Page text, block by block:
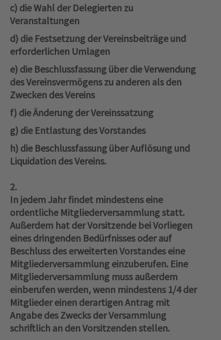
c) die Wahl der Delegierten zu
Veranstaltungen
d) die Festsetzung der Vereinsbeiträge und
erforderlichen Umlagen
e) die Beschlussfassung über die Verwendung
des Vereinsvermögens zu anderen als den
Zwecken des Vereins
f) die Änderung der Vereinssatzung
g) die Entlastung des Vorstandes
h) die Beschlussfassung über Auflösung und
Liquidation des Vereins.
2.
In jedem Jahr findet mindestens eine
ordentliche Mitgliederversammlung statt.
Außerdem hat der Vorsitzende bei Vorliegen
eines dringenden Bedürfnisses oder auf
Beschluss des erweiterten Vorstandes eine
Mitgliederversammlung einzuberufen. Eine
Mitgliederversammlung muss außerdem
einberufen werden, wenn mindestens 1/4 der
Mitglieder einen derartigen Antrag mit
Angabe des Zwecks der Versammlung
schriftlich an den Vorsitzenden stellen.